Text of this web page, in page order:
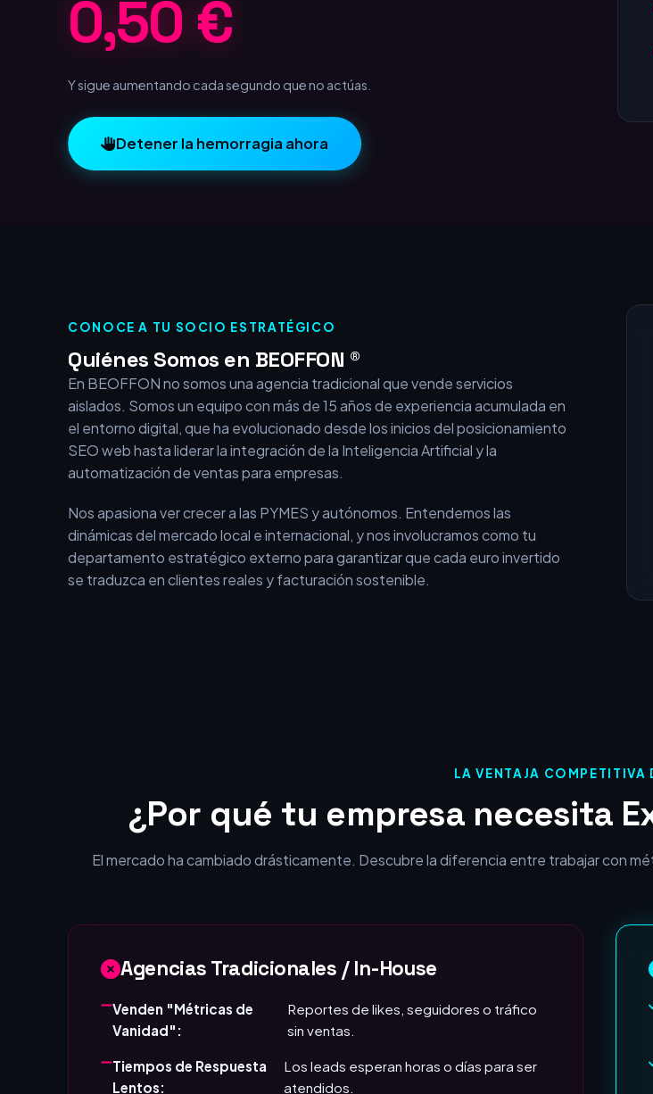
Dinero que has dejado de ganar desde que entraste en esta web:
1,00 €
Y sigue aumentando cada segundo que no actúas.
CONOCE A TU SOCIO ESTRATÉGICO
Quiénes Somos en BEOFFON ®
En BEOFFON no somos una agencia tradicional que vende servicios
aislados. Somos un equipo con más de 15 años de experiencia acumulada en
el entorno digital, que ha evolucionado desde los inicios del posicionamiento
SEO web hasta liderar la integración de la Inteligencia Artificial y la
automatización de ventas para empresas.
Nos apasiona ver crecer a las PYMES y autónomos. Entendemos las
dinámicas del mercado local e internacional, y nos involucramos como tu
LA VENTAJA COMPETITIVA
¿Por qué tu empresa necesita
Agencias Tradicionales / In-House
Venden "Métricas de
Vanidad":
Reportes de likes, seguidores o tráfico
sin ventas.